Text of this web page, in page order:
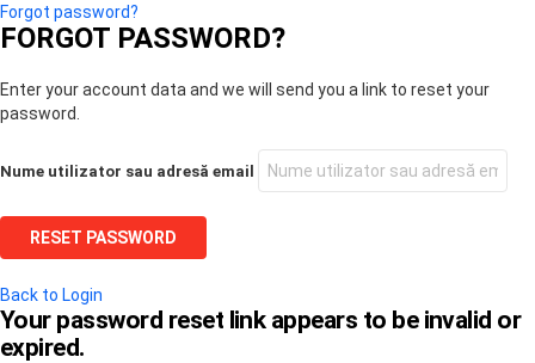
Forgot password?
FORGOT PASSWORD?
Enter your account data and we will send you a link to reset your
password.
Nume utilizator sau adresă email
Back to Login
Your password reset link appears to be invalid or
expired.